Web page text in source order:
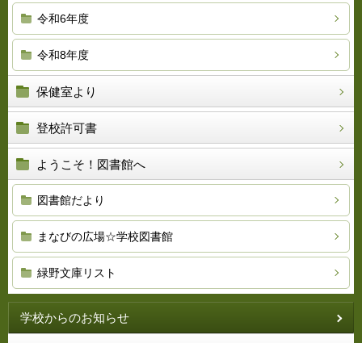
令和6年度
令和8年度
保健室より
登校許可書
ようこそ！図書館へ
図書館だより
まなびの広場☆学校図書館
緑野文庫リスト
学校からのお知らせ